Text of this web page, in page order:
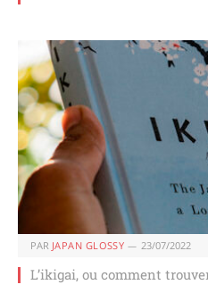
PAR JAPAN GLOSSY 23/07/2022
L’ikigai, ou comment